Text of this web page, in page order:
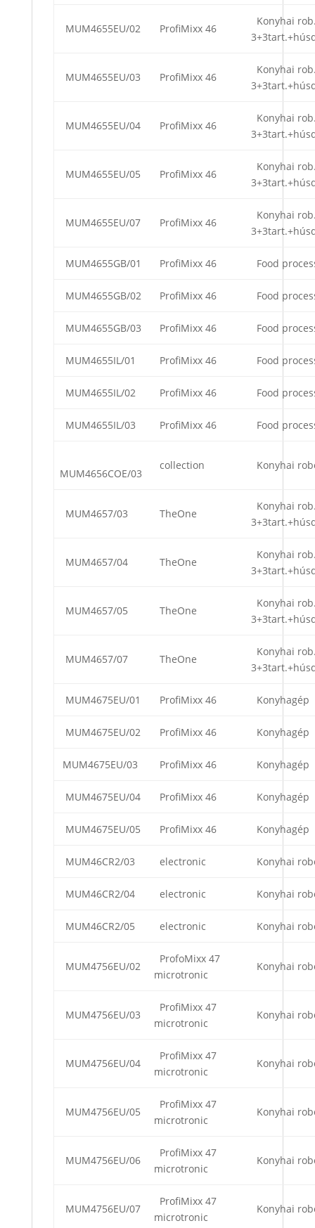
MUM4655EU/02 ProfiMixx 46
Konyhai
MUM4655EU/03 ProfiMixx 46
Konyhai
MUM4655EU/04 ProfiMixx 46
Konyhai
MUM4655EU/05 ProfiMixx 46
Konyhai
MUM4655EU/07 ProfiMixx 46
Konyhai
MUM4655GB/01 ProfiMixx 46 Food
MUM4655GB/02 ProfiMixx 46 Food
MUM4655GB/03 ProfiMixx 46 Food
MUM4655IL/01 ProfiMixx 46 Food
MUM4655IL/02 ProfiMixx 46 Food
MUM4655IL/03 ProfiMixx 46 Food
MUM4656COE/03
collection Konyhai
MUM4657/03 TheOne
Konyhai
MUM4657/04 TheOne
Konyhai
MUM4657/05 TheOne
Konyhai
MUM4657/07 TheOne
Konyhai
MUM4675EU/01 ProfiMixx 46 Konyhagép
MUM4675EU/02 ProfiMixx 46 Konyhagép
MUM4675EU/03 ProfiMixx 46 Konyhagép
MUM4675EU/04 ProfiMixx 46 Konyhagép
MUM4675EU/05 ProfiMixx 46 Konyhagép
MUM46CR2/03 electronic Konyhai
MUM46CR2/04 electronic Konyhai
MUM46CR2/05 electronic Konyhai
MUM4756EU/02
ProfoMixx 47
microtronic
Konyhai
MUM4756EU/03
ProfiMixx 47
microtronic
Konyhai
MUM4756EU/04
ProfiMixx 47
microtronic
Konyhai
MUM4756EU/05
ProfiMixx 47
microtronic
Konyhai
MUM4756EU/06
ProfiMixx 47
microtronic
Konyhai
MUM4756EU/07
ProfiMixx 47
microtronic
Konyhai